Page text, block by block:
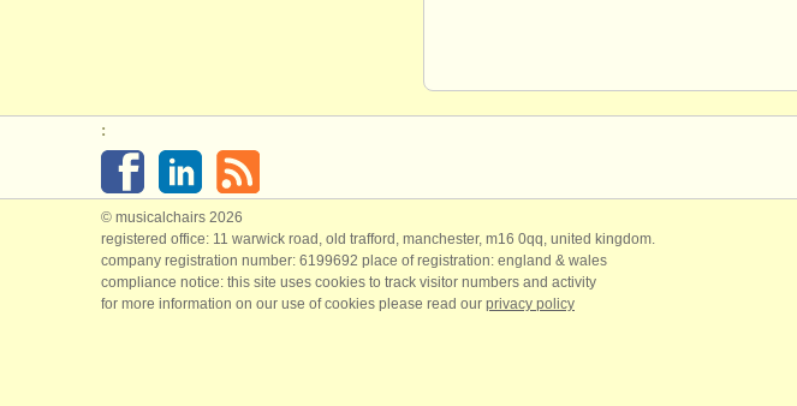
:
© musicalchairs 2026
registered office: 11 warwick road, old trafford, manchester, m16 0qq, united kingdom.
company registration number: ​6199692 place of registration: england & wales
compliance notice: ​this site uses cookies to track visitor numbers and activity
for more information on our use of cookies please read our privacy policy